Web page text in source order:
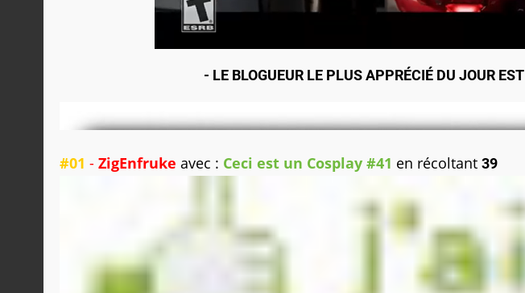
- LE BLOGUEUR LE PLUS APPRÉCIÉ DU JOUR EST
#01 - ZigEnfruke avec : Ceci est un Cosplay #41 en récoltant 39